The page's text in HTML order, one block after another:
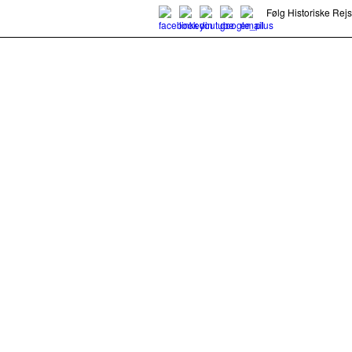
Følg Historiske